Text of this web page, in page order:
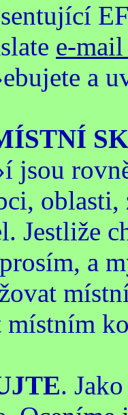
e-
a
jsou
Jestliže
a
.